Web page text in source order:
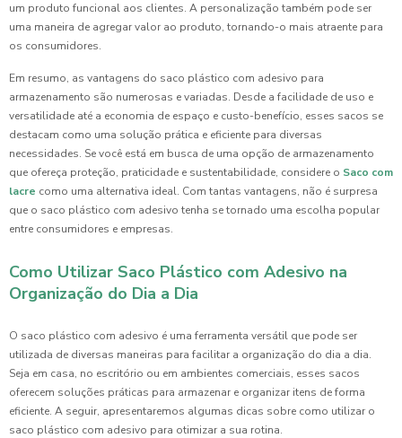
um produto funcional aos clientes. A personalização também pode ser
uma maneira de agregar valor ao produto, tornando-o mais atraente para
os consumidores.
Em resumo, as vantagens do saco plástico com adesivo para
armazenamento são numerosas e variadas. Desde a facilidade de uso e
versatilidade até a economia de espaço e custo-benefício, esses sacos se
destacam como uma solução prática e eficiente para diversas
necessidades. Se você está em busca de uma opção de armazenamento
que ofereça proteção, praticidade e sustentabilidade, considere o Saco com
lacre como uma alternativa ideal. Com tantas vantagens, não é surpresa
que o saco plástico com adesivo tenha se tornado uma escolha popular
entre consumidores e empresas.
Como Utilizar Saco Plástico com Adesivo na
Organização do Dia a Dia
O saco plástico com adesivo é uma ferramenta versátil que pode ser
utilizada de diversas maneiras para facilitar a organização do dia a dia.
Seja em casa, no escritório ou em ambientes comerciais, esses sacos
oferecem soluções práticas para armazenar e organizar itens de forma
eficiente. A seguir, apresentaremos algumas dicas sobre como utilizar o
saco plástico com adesivo para otimizar a sua rotina.